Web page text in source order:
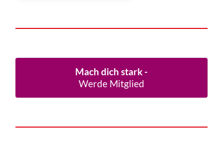
Mach dich stark -
Werde Mitglied